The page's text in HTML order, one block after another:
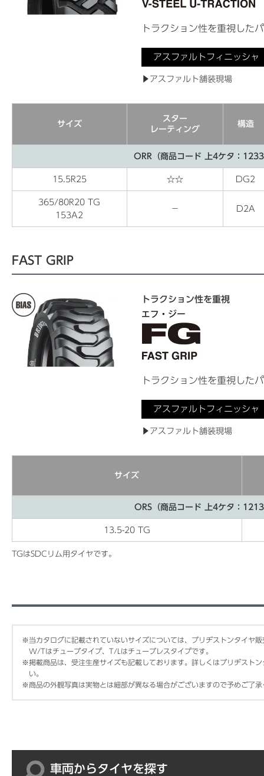
トラクション性を重視した
アスファルトフィニッシャ
▶アスファルト舗装現場
サイズ
スター
レーティング
構造
ORR（商品コード 上4ケタ：
15.5R25 ☆☆ DG2
365/80R20 TG
153A2
− D2A
FAST GRIP
トラクション性を重視
トラクション性を重視した
アスファルトフィニッシャ
▶アスファルト舗装現場
サイズ
ORS（商品コード 上4ケタ：
13.5-20 TG
TGはSDCリム用タイヤです。
※当カタログに記載されていないサイズについては、ブリヂストンタイヤ
W/Tはチューブタイプ、T/Lはチューブレスタイプです。
※掲載商品は、受注生産サイズも記載しております。詳しくはブリヂスト
い。
※商品の外観写真は実物とは細部が異なる場合がございますので予めご了承
車両からタイヤを探す